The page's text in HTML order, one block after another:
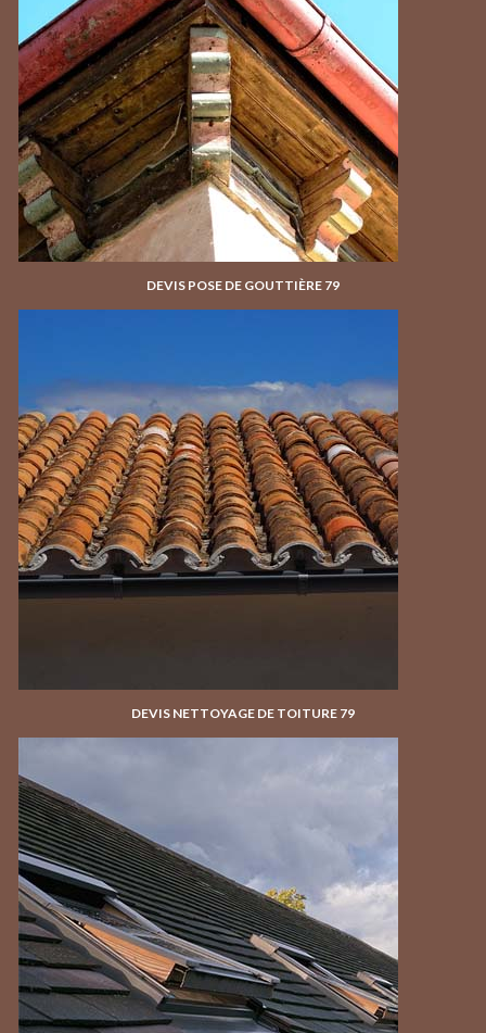
DEVIS POSE DE GOUTTIÈRE 79
DEVIS NETTOYAGE DE TOITURE 79